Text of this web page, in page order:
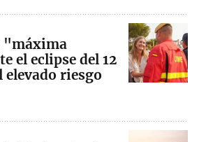
"máxima
el eclipse del 12
elevado riesgo